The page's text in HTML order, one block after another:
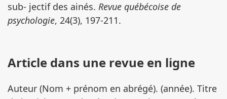
sub- jectif des ainés. Revue québécoise de
psychologie, 24(3), 197-211.
Article dans une revue en ligne
Auteur (Nom + prénom en abrégé). (année). Titre